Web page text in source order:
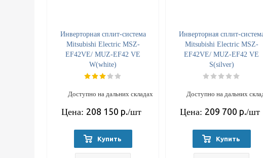
Инверторная сплит-система
Mitsubishi Electric MSZ-
EF42VE/ MUZ-EF42 VE
W(white)
Доступно на дальних складах
Цена: 208 150 р./шт
Купить
Инверторная сплит-
Mitsubishi Electric MSZ-
EF42VE/ MUZ-EF42 VE
S(silver)
Доступно на дальних
Цена: 209 700 р./шт
Купить